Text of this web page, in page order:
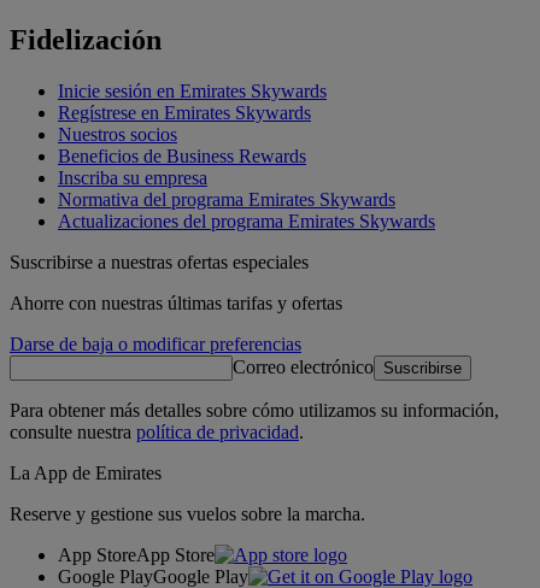
Fidelización
Inicie sesión en Emirates Skywards
Regístrese en Emirates Skywards
Nuestros socios
Beneficios de Business Rewards
Inscriba su empresa
Normativa del programa Emirates Skywards
Actualizaciones del programa Emirates Skywards
Suscribirse a nuestras ofertas especiales
Ahorre con nuestras últimas tarifas y ofertas
Darse de baja o modificar preferencias
Correo electrónico Suscribirse
Para obtener más detalles sobre cómo utilizamos su información,
consulte nuestra política de privacidad.
La App de Emirates
Reserve y gestione sus vuelos sobre la marcha.
App StoreApp Store
Google PlayGoogle Play